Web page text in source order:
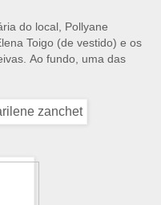
do local, Pollyane
Toigo (de vestido) e os
Ao fundo, uma das